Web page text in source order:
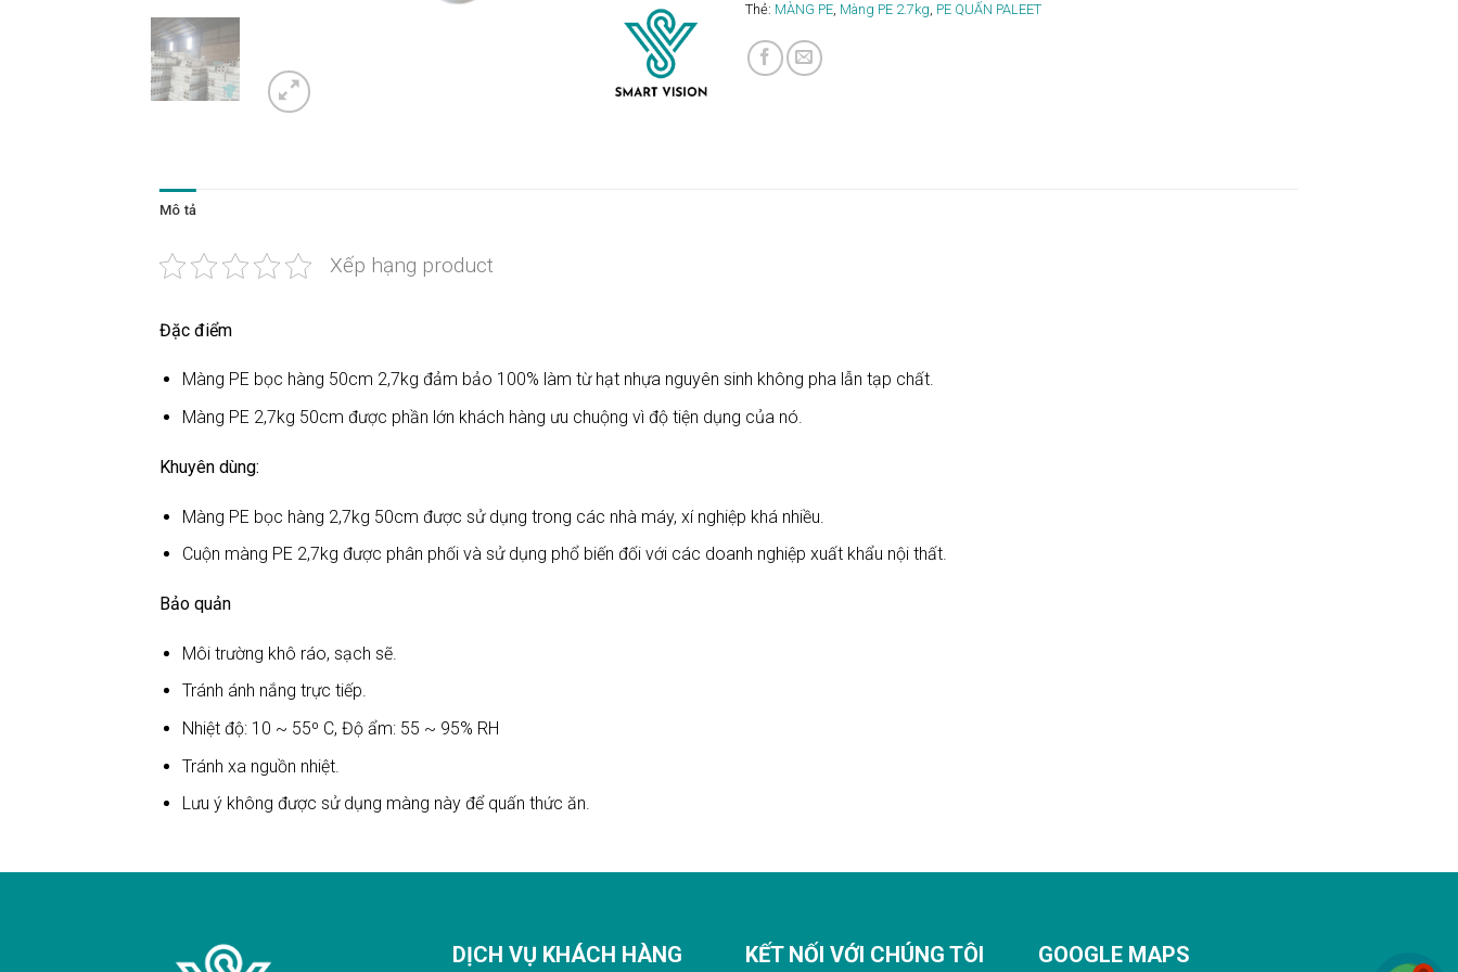
Thẻ: MÀNG PE Màng PE 2.7kg PE QUẤN PALEET
Mô tả
Xếp hạng product
Đặc điểm
Màng PE bọc hàng 50cm 2,7kg đảm bảo 100% làm từ hạt nhựa nguyên sinh không pha lẫn tạp chất.
Màng PE 2,7kg 50cm được phần lớn khách hàng ưu chuộng vì độ tiện dụng của nó.
Khuyên dùng:
Màng PE bọc hàng 2,7kg 50cm được sử dụng trong các nhà máy, xí nghiệp khá nhiều.
Cuộn màng PE 2,7kg được phân phối và sử dụng phổ biến đối với các doanh nghiệp xuất khẩu nội thất.
Bảo quản
Môi trường khô ráo, sạch sẽ.
Tránh ánh nắng trực tiếp.
Nhiệt độ: 10 ~ 55º C, Độ ẩm: 55 ~ 95% RH
Tránh xa nguồn nhiệt.
Lưu ý không được sử dụng màng này để quấn thức ăn.
DỊCH VỤ KHÁCH HÀNG KẾT NỐI VỚI CHÚNG TÔI GOOGLE MAPS